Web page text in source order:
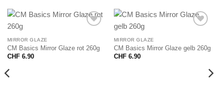
MIRROR GLAZE
CM Basics Mirror Glaze rot 260g
CHF6.90
MIRROR GLAZE
CM Basics Mirror Glaze gelb 260g
CHF6.90